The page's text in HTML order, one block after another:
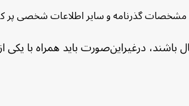
مشخصات گذرنامه و سایر اطلاعات شخصی پر